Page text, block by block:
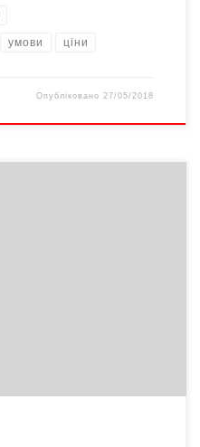
умови ціни
Опубліковано 27/05/2018